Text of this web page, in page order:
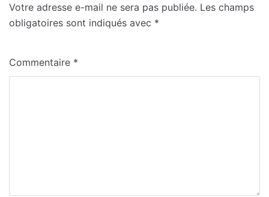
Votre adresse e-mail ne sera pas publiée. Les champs
obligatoires sont indiqués avec *
Commentaire *